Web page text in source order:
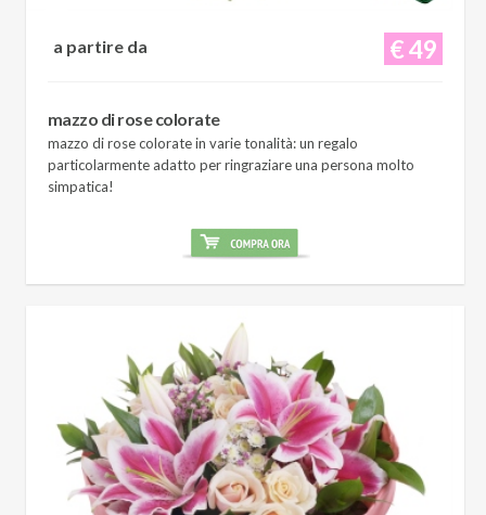
€ 49
a partire da
mazzo di rose colorate
mazzo di rose colorate in varie tonalità: un regalo
particolarmente adatto per ringraziare una persona molto
simpatica!